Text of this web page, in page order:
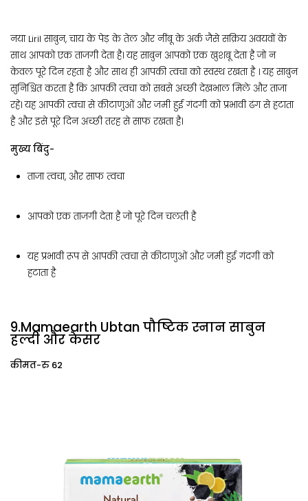
नया Liril साबुन, चाय के पेड़ के तेल और नींबू के अर्क जैसे सक्रिय अवयवों के
साथ आपको एक ताजगी देता है। यह साबुन आपको एक खुशबू देता है जो न
केवल पूरे दिन रहता है और साथ ही आपकी त्वचा को स्वस्थ रखता है । यह साबुन
सुनिश्चित करता है कि आपकी त्वचा को सबसे अच्छी देखभाल मिले और ताजा
रहे। यह आपकी त्वचा से कीटाणुओं और जमी हुई गंदगी को प्रभावी ढंग से हटाता
है और इसे पूरे दिन अच्छी तरह से साफ रखता है।
मुख्य बिंदु-
ताजा त्वचा, और साफ त्वचा
आपको एक ताजगी देता है जो पूरे दिन चलती है
यह प्रभावी रूप से आपकी त्वचा से कीटाणुओं और जमी हुई गंदगी को
हटाता है
9.Mamaearth Ubtan पौष्टिक स्नान साबुन
हल्दी और केसर
कीमत-रु 62